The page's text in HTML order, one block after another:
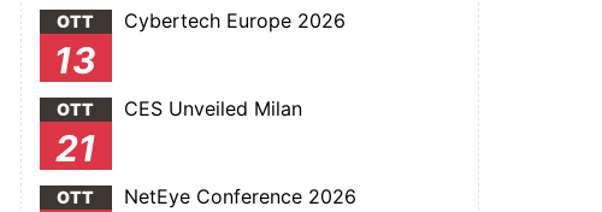
OTT
13
Cybertech Europe 2026
OTT
21
CES Unveiled Milan
OTT NetEye Conference 2026